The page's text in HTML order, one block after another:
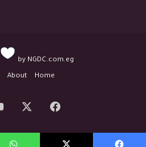
by NGDC.com.eg
Home
About
فيسبوك